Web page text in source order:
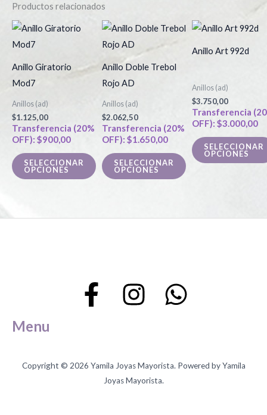
Productos relacionados
Anillo Giratorio
Mod7
Anillos (ad)
$1.125,00
Transferencia (20%
OFF): $900,00
SELECCIONAR
OPCIONES
Este
producto
Las
opciones
se
pueden
elegir
página
Anillo Doble Trebol
Rojo AD
Anillos (ad)
$2.062,50
Transferencia (20%
OFF): $1.650,00
SELECCIONAR
OPCIONES
Este
variantes.
Las
opciones
pueden
elegir
página
Anillo Art 992d
Anillos (ad)
$3.750,00
Transferencia
OFF): $3.000,00
SELECCIONAR
OPCIONES
Menu
Copyright © 2026 Yamila Joyas Mayorista. Powered by Yamila
Joyas Mayorista.